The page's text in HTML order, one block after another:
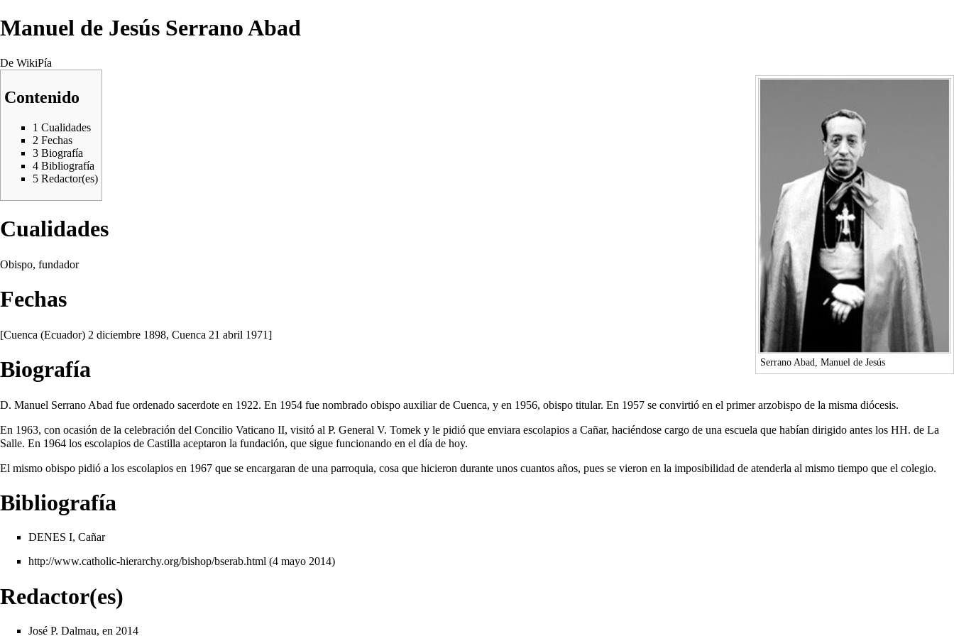
Manuel de Jesús Serrano Abad
De WikiPía
Serrano Abad, Manuel de Jesús
Contenido
1 Cualidades
2 Fechas
3 Biografía
4 Bibliografía
5 Redactor(es)
Cualidades
Obispo, fundador
Fechas
[Cuenca (Ecuador) 2 diciembre 1898, Cuenca 21 abril 1971]
Biografía
D. Manuel Serrano Abad fue ordenado sacerdote en 1922. En 1954 fue nombrado obispo auxiliar de Cuenca, y en 1956, obispo titular. En 1957 se convirtió en el primer arzobispo de la misma diócesis.
En 1963, con ocasión de la celebración del Concilio Vaticano II, visitó al P. General V. Tomek y le pidió que enviara escolapios a Cañar, haciéndose cargo de una escuela que habían dirigido antes los HH. de La
Salle. En 1964 los escolapios de Castilla aceptaron la fundación, que sigue funcionando en el día de hoy.
El mismo obispo pidió a los escolapios en 1967 que se encargaran de una parroquia, cosa que hicieron durante unos cuantos años, pues se vieron en la imposibilidad de atenderla al mismo tiempo que el colegio.
Bibliografía
DENES I, Cañar
http://www.catholic-hierarchy.org/bishop/bserab.html (4 mayo 2014)
Redactor(es)
José P. Dalmau, en 2014